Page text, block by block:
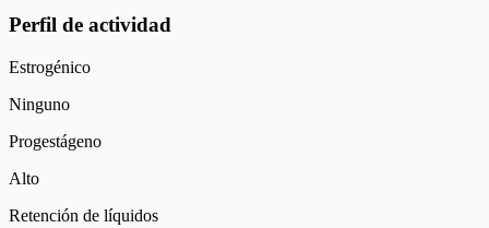
Perfil de actividad
Estrogénico
Ninguno
Progestágeno
Alto
Retención de líquidos